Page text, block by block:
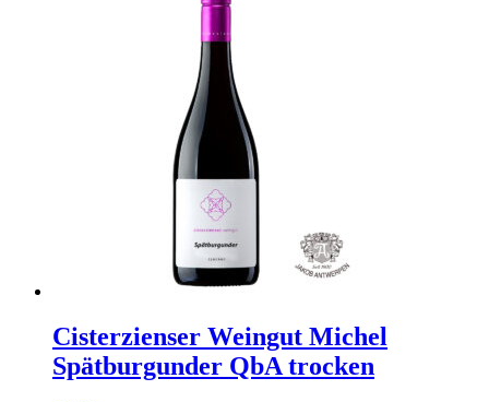
Cisterzienser Weingut Michel
Spätburgunder QbA trocken